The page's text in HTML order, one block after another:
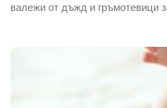
валежи от дъжд и гръмотевици